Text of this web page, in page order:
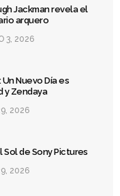
Jackman revela el
arquero
3, 2026
Nuevo Día es
y Zendaya
2026
Sol de Sony Pictures
2026